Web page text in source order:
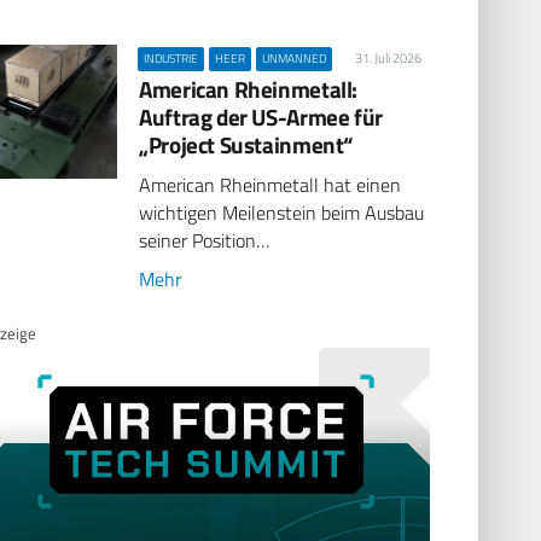
INDUSTRIE HEER UNMANNED 31. Juli 2026
American Rheinmetall:
Auftrag der US-Armee für
„Project Sustainment“
American Rheinmetall hat einen
wichtigen Meilenstein beim Ausbau
seiner Position…
Mehr